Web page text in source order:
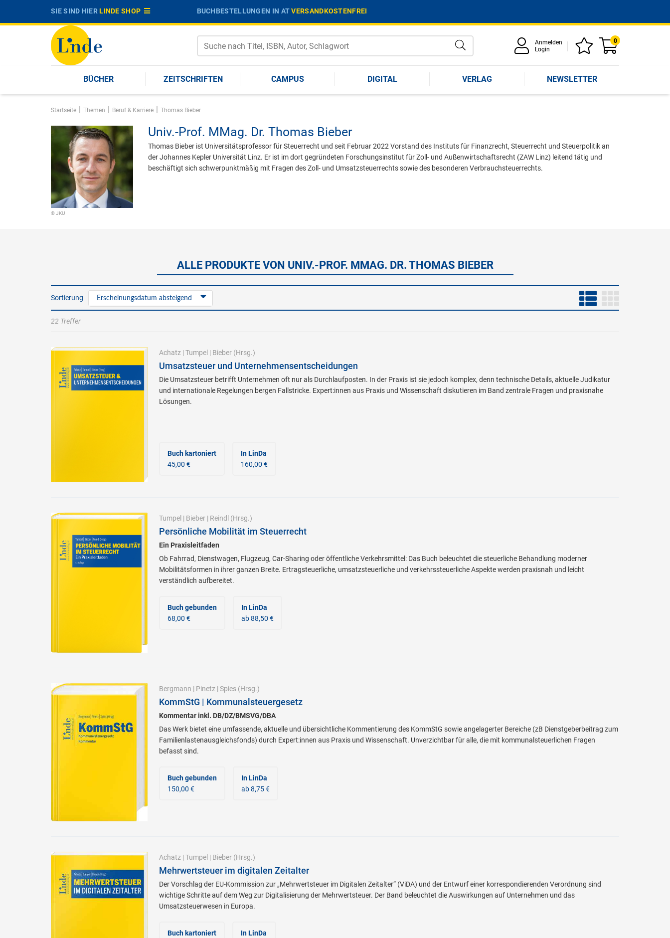
SIE SIND HIERLINDE SHOP BUCHBESTELLUNGEN IN ATVERSANDKOSTENFREI
Anmelden
Login
0
BÜCHER ZEITSCHRIFTEN CAMPUS DIGITAL VERLAG NEWSLETTER
Startseite | Themen | Beruf & Karriere | Thomas Bieber
© JKU
Univ.-Prof. MMag. Dr. Thomas Bieber
Thomas Bieber ist Universitätsprofessor für Steuerrecht und seit Februar 2022 Vorstand des Instituts für Finanzrecht, Steuerrecht und Steuerpolitik an
der Johannes Kepler Universität Linz. Er ist im dort gegründeten Forschungsinstitut für Zoll- und Außenwirtschaftsrecht (ZAW Linz) leitend tätig und
beschäftigt sich schwerpunktmäßig mit Fragen des Zoll- und Umsatzsteuerrechts sowie des besonderen Verbrauchsteuerrechts.
ALLE PRODUKTE VON UNIV.-PROF. MMAG. DR. THOMAS BIEBER
Sortierung Erscheinungsdatum absteigend
22 Treffer
Achatz| Tumpel | Bieber(Hrsg.)
Umsatzsteuer und Unternehmensentscheidungen
Die Umsatzsteuer betrifft Unternehmen oft nur als Durchlaufposten. In der Praxis ist sie jedoch komplex, denn technische Details, aktuelle Judikatur
und internationale Regelungen bergen Fallstricke. Expert:innen aus Praxis und Wissenschaft diskutieren im Band zentrale Fragen und praxisnahe
Lösungen.
Buch kartoniert
45,00 €
In LinDa
160,00 €
Tumpel | Bieber| Reindl (Hrsg.)
Persönliche Mobilität im Steuerrecht
Ein Praxisleitfaden
Ob Fahrrad, Dienstwagen, Flugzeug, Car-Sharing oder öffentliche Verkehrsmittel: Das Buch beleuchtet die steuerliche Behandlung moderner
Mobilitätsformen in ihrer ganzen Breite. Ertragsteuerliche, umsatzsteuerliche und verkehrssteuerliche Aspekte werden praxisnah und leicht
verständlich aufbereitet.
Buch gebunden
68,00 €
In LinDa
ab 88,50 €
Bergmann | Pinetz| Spies(Hrsg.)
KommStG | Kommunalsteuergesetz
Kommentar inkl. DB/DZ/BMSVG/DBA
Das Werk bietet eine umfassende, aktuelle und übersichtliche Kommentierung des KommStG sowie angelagerter Bereiche (zB Dienstgeberbeitrag zum
Familienlastenausgleichsfonds) durch Expert:innen aus Praxis und Wissenschaft. Unverzichtbar für alle, die mit kommunalsteuerlichen Fragen
befasst sind.
Buch gebunden
150,00 €
In LinDa
ab 8,75 €
Achatz| Tumpel | Bieber(Hrsg.)
Mehrwertsteuer im digitalen Zeitalter
Der Vorschlag der EU-Kommission zur „Mehrwertsteuer im Digitalen Zeitalter“ (ViDA) und der Entwurf einer korrespondierenden Verordnung sind
wichtige Schritte auf dem Weg zur Digitalisierung der Mehrwertsteuer. Der Band beleuchtet die Auswirkungen auf Unternehmen und das
Umsatzsteuerwesen in Europa.
Buch kartoniert
In LinDa